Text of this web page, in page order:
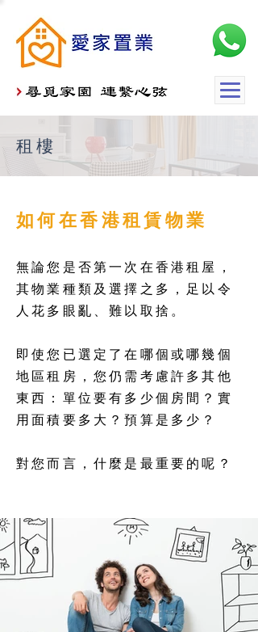
租樓
無論您是否第一次在香港租屋，
其物業種類及選擇之多，足以令
人花多眼亂、難以取捨。
即使您已選定了在哪個或哪幾個
地區租房，您仍需考慮許多其他
東西：單位要有多少個房間？實
用面積要多大？預算是多少？
對您而言，什麼是最重要的呢？
如何在香港租賃物業